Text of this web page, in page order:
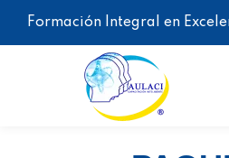
Formación Integral en